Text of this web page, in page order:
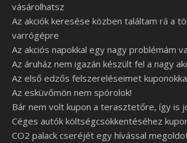
vásárolhatsz
Az akciók keresése közben találtam rá a
varrógépre
Az akciós napokkal egy nagy problémám
Az áruház nem igazán készült fel a nagy
Az első edzős felszereléseimet
Az esküvőmön nem spórolok!
Bár nem volt kupon a terasztetőre, így is
Céges autók költségcsökkentéséhez
CO2 palack cseréjét egy hívással